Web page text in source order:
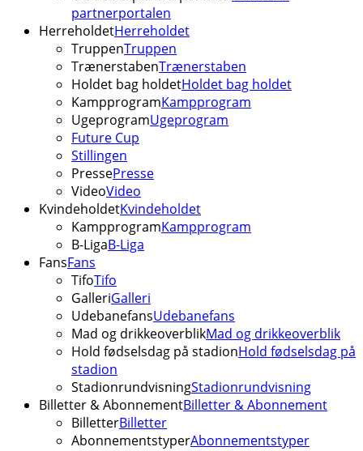
partnerportalen
HerreholdetHerreholdet
TruppenTruppen
TrænerstabenTrænerstaben
Holdet bag holdetHoldet bag holdet
KampprogramKampprogram
UgeprogramUgeprogram
Future Cup
Stillingen
PressePresse
VideoVideo
KvindeholdetKvindeholdet
KampprogramKampprogram
B-LigaB-Liga
FansFans
TifoTifo
GalleriGalleri
UdebanefansUdebanefans
Mad og drikkeoverblikMad og drikkeoverblik
Hold fødselsdag på stadionHold fødselsdag på
stadion
StadionrundvisningStadionrundvisning
Billetter & AbonnementBilletter & Abonnement
BilletterBilletter
AbonnementstyperAbonnementstyper